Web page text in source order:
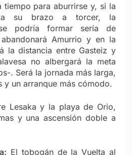
tiempo para aburrirse y, si la
su brazo a torcer, la
podría formar sería de
Amurrio y en la
la distancia entre Gasteiz y
no albergará la meta
. Será la jornada más larga,
y un arranque más cómodo.
Lesaka y la playa de Orio,
y una ascensión doble a
El tobogán de la Vuelta al